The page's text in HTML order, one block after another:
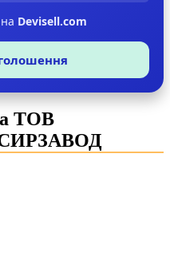
Devisell.com
ТОВ